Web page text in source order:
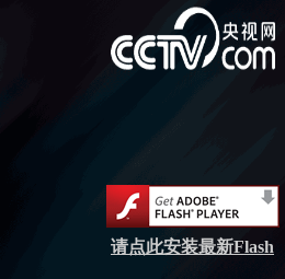
请点此安装最新Flash